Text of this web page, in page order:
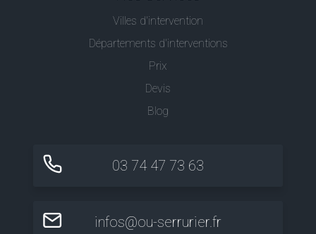
Villes d'intervention
Départements d'interventions
Prix
Devis
Blog
03 74 47 73 63
infos@ou-serrurier.fr